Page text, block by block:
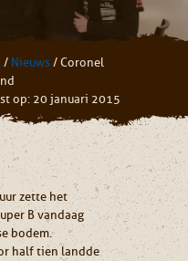
/ Nieuws /Coronel
op: 20 januari 2015
zette het
B vandaag
bodem.
half tien landde